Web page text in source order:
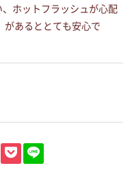
ホットフラッシュが心配
あるととても安心で